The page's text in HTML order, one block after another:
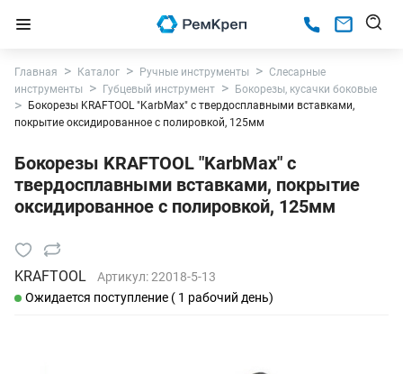
Главная Каталог Ручные инструменты
Слесарные
инструменты
Губцевый инструмент
Бокорезы, кусачки боковые
Бокорезы KRAFTOOL "KarbMax" с твердосплавными вставками,
покрытие оксидированное с полировкой, 125мм
Бокорезы KRAFTOOL "KarbMax" с
твердосплавными вставками, покрытие
оксидированное с полировкой, 125мм
KRAFTOOL Артикул:22018-5-13
Ожидается поступление ( 1 рабочий день)